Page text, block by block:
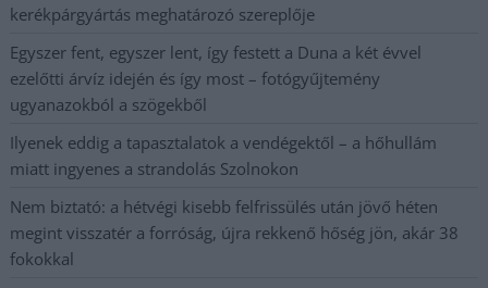
kerékpárgyártás meghatározó szereplője
Egyszer fent, egyszer lent, így festett a Duna a két évvel
ezelőtti árvíz idején és így most – fotógyűjtemény
ugyanazokból a szögekből
Ilyenek eddig a tapasztalatok a vendégektől – a hőhullám
miatt ingyenes a strandolás Szolnokon
Nem biztató: a hétvégi kisebb felfrissülés után jövő héten
megint visszatér a forróság, újra rekkenő hőség jön, akár 38
fokokkal